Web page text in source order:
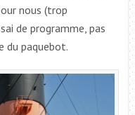
nous (trop
de programme, pas
du paquebot.